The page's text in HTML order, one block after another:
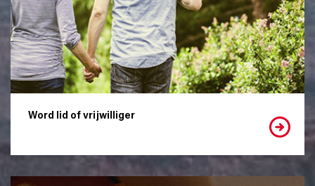
Word lid of vrijwilliger